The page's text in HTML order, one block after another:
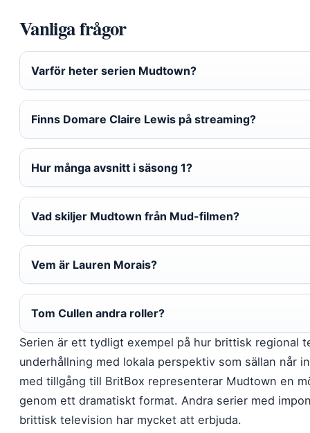
Vanliga frågor
Varför heter serien Mudtown?
Finns Domare Claire Lewis på streaming?
Hur många avsnitt i säsong 1?
Vad skiljer Mudtown från Mud-filmen?
Vem är Lauren Morais?
Tom Cullen andra roller?
Serien är ett tydligt exempel på hur brittisk regional
underhållning med lokala perspektiv som sällan når
med tillgång till BritBox representerar Mudtown en
genom ett dramatiskt format. Andra serier med
brittisk television har mycket att erbjuda.